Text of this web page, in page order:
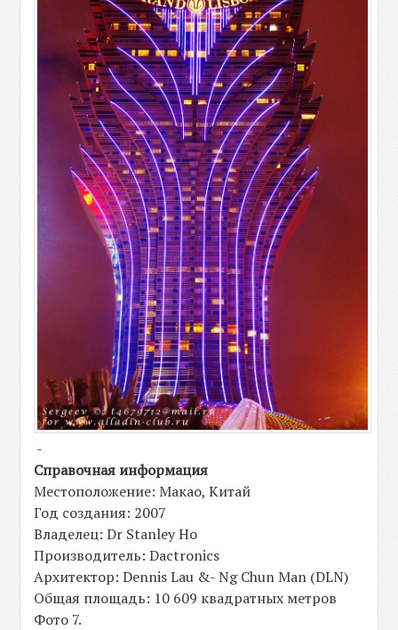
-
Справочная информация
Местоположение: Макао, Китай
Год создания: 2007
Владелец: Dr Stanley Ho
Производитель: Dactronics
Архитектор: Dennis Lau &- Ng Chun Man (DLN)
Общая площадь: 10 609 квадратных метров
Фото 7.